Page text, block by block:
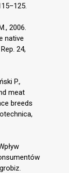
2006.
native
24,
P.,
meat
breeds